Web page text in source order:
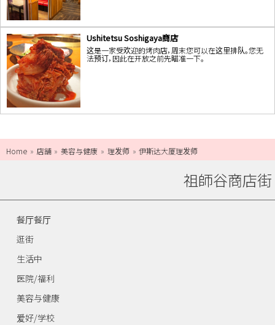
Ushitetsu Soshigaya商店
这是一家受欢迎的烤肉店，周末您可以在这里排队。您无
法预订，因此在开放之前先瞄准一下。
Home 店舗 美容与健康 理发师 伊斯达大厦理发师
祖師谷商店街
餐厅餐厅
逛街
生活中
医院/福利
美容与健康
爱好/学校